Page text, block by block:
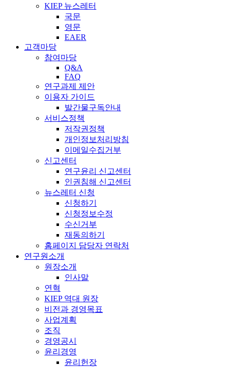
KIEP 뉴스레터
국문
영문
EAER
고객마당
참여마당
Q&A
FAQ
연구과제 제안
이용자 가이드
발간물구독안내
서비스정책
저작권정책
개인정보처리방침
이메일수집거부
신고센터
연구윤리 신고센터
인권침해 신고센터
뉴스레터 신청
신청하기
신청정보수정
수신거부
재동의하기
홈페이지 담당자 연락처
연구원소개
원장소개
인사말
연혁
KIEP 역대 원장
비전과 경영목표
사업계획
조직
경영공시
윤리경영
윤리헌장